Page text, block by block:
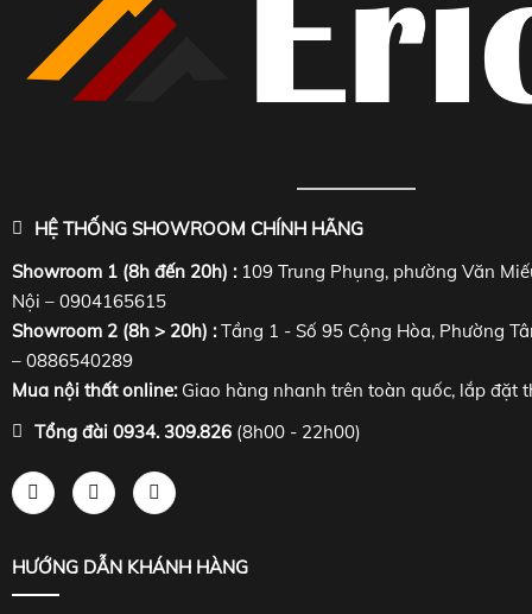
HỆ THỐNG SHOWROOM CHÍNH HÃNG
Showroom 1 (8h đến 20h) : 109 Trung Phụng, phường Văn
Nội – 0904165615
Showroom 2 (8h > 20h) :Tầng 1 - Số 95 Cộng Hòa, Phường
– 0886540289
Mua nội thất online:Giao hàng nhanh trên toàn quốc, lắp đặt
Tổng đài 0934. 309.826 (8h00 - 22h00)
HƯỚNG DẪN KHÁNH HÀNG